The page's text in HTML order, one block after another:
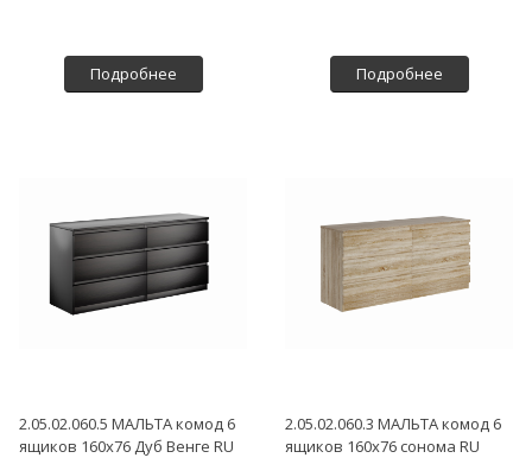
Подробнее Подробнее
2.05.02.060.5 МАЛЬТА комод 6
ящиков 160х76 Дуб Венге RU
2.05.02.060.3 МАЛЬТА комод 6
ящиков 160х76 сонома RU